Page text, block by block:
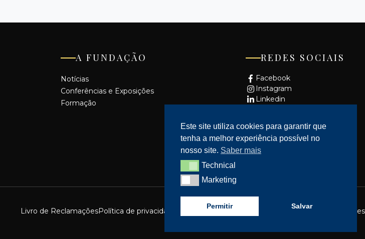
Este site utiliza cookies para garantir que
tenha a melhor experiência possível no
nosso site. Saber mais
TechnicalTechnical
MarketingMarketing
Permitir Salvar
A FUNDAÇÃO
Notícias
Conferências e Exposições
Formação
REDES SOCIAIS
Facebook
Instagram
Linkedin
Livro de ReclamaçõesPolítica de privacidade Resolução de Litígios AcessibilidadePolítica de cookies